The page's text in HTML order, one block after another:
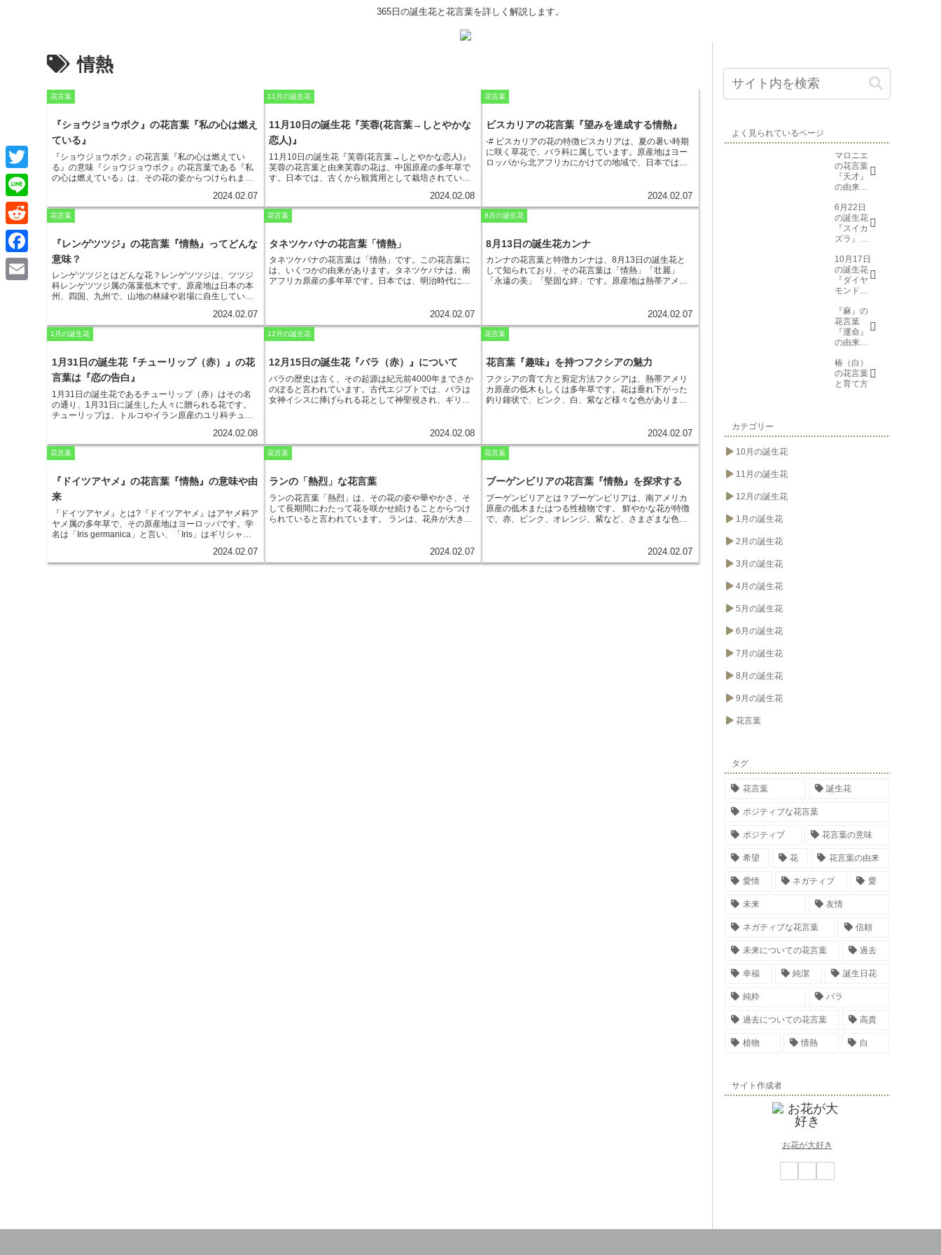
365日の誕生花と花言葉を詳しく解説します。
情熱
花言葉
『ショウジョウボク』の花言葉『私の心は燃え
ている』
『ショウジョウボク』の花言葉『私の心は燃えてい
る』の意味 『ショウジョウボク』の花言葉である『私
の心は燃えている』は、その花の姿からつけられまし
ウボク』は、燃えるような情熱や愛情を象徴していま
す。『ショウジョウボク』の花言葉は、燃えるような
情熱や愛情を持ち続けることを意味しています。ま
ら「永遠」を象徴し、花言葉の「私の心は燃えてい
る」と併せて「永遠の愛」という意味も持ち合わせて
います。そのため、結婚記念日やプロポーズの際に贈
られることも多い花です。さらに、『ショウジョウボ
ク』の花言葉は、その花の香りからもつけられていま
す。『ショウジョウボク』の花は、甘い香りが特徴で
す。この香りが、人々の心を魅了し、恋に落ちさせて
しまうことがあると言われています。『ショウジョウ
ボク』の花言葉は、恋に落ちたときの高揚感や幸福感
を象徴しています。
2024.02.07
11月の誕生花
11月10日の誕生花『芙蓉(花言葉→しとやかな
恋人)』
11月10日の誕生花『芙蓉(花言葉→しとやかな恋人)』
芙蓉の花言葉と由来芙蓉の花は、中国原産の多年草で
す。日本では、古くから観賞用として栽培されていま
しとやかな印象を与えます。芙蓉の花言葉は、
「しとやかな恋人」です。これは、芙蓉の花が、落ち
着いた色合いと清楚な花姿をしていることに由来して
花期は長く、約2ヶ月間楽しむことができます。芙蓉の
花は、日当たりの良い場所を好みます。水はけの良い
土壌で育てると、よく育ちます。芙蓉の花は、病害虫
に強い植物です。比較的育てやすいので、初心者にも
おすすめです。芙蓉の花は、-観賞用としてだけではな
す。芙蓉の花は、民間薬として、咳止め、下痢止め、
尿道炎の治療などに用いられています。-芙蓉の花は、
美しい花を咲かせるだけでなく、薬用としても利用で
折々の花を楽しむことができ、さらに、健康にも役立
てることができます。
2024.02.08
花言葉
ビスカリアの花言葉『望みを達成する情熱』
-# ビスカリアの花の特徴ビスカリアは、夏の暑い時期
に咲く草花で、バラ科に属しています。原産地はヨー
ロッパから北アフリカにかけての地域で、日本では園
り、中心には黄色の雄しべがあります。花の形は、筒
ビスカリアは、暑さや乾燥に強く、日当たりの良い場
所でよく育ちます。また、比較的育てやすい植物なの
咲くと、甘い香りが漂ってきます。この香りは、リラ
ックス効果や安眠効果があると言われています。ま
た、ビスカリアの花には、薬効があることも知られて
います。ビスカリアの花を煎じて飲むと、咳や痰を鎮
める効果があると言われています。
ビスカリアは、花
リアの花が、暑さや乾燥に強く、どんな環境でもたく
ましく育つことからきています。ビスカリアの花は、
夢や目標に向かって努力する人へのプレゼントにもお
すすめです。
2024.02.07
花言葉
『レンゲツツジ』の花言葉『情熱』ってどんな
意味？
レンゲツツジとはどんな花？ レンゲツツジは、ツツジ
科レンゲツツジ属の落葉低木です。原産地は日本の本
州、四国、九州で、山地の林縁や岩場に自生していま
かせます。花言葉は「情熱」。レンゲツツジは、別名
「レンゲショウマ」とも呼ばれます。これは、花の咲
く様子が蓮華のような形をしていることから名付けら
して使われる蓮華にも似ていることから、仏教との縁
が深い花とされています。
2024.02.07
花言葉
タネツケバナの花言葉「情熱」
タネツケバナの花言葉は「情熱」です。 この花言葉に
は、いくつかの由来があります。タネツケバナは、南
アフリカ原産の多年草です。日本では、明治時代に導
の花の色が、情熱を連想させることから、花言葉に
「情熱」がつけられたという説があります。タネツケ
バナには、種を飛ばすという特徴があります。タネツ
ケバナは、花が咲いた後に、種を飛ばします。この種
が、遠くまで飛んでいきます。このことから、タネツ
ケバナは、「希望」や「未来」の花言葉も持っていま
す。タネツケバナは、丈夫で育てやすい花です。その
ため、ガーデニング初心者にも人気があります。タネ
ツケバナは、日当たりと水はけの良い場所を好みま
す。また、タネツケバナは、肥料をたくさん与える必
であることから、プレゼントにも人気があります。タ
ネツケバナは、恋人や友人へのプレゼントに最適で
す。また、タネツケバナは、新築祝いなどのプレゼン
トにも喜ばれます。
2024.02.07
8月の誕生花
8月13日の誕生花カンナ
カンナの花言葉と特徴カンナは、8月13日の誕生花と
して知られており、その花言葉は「情熱」「壮麗」
「永遠の美」「堅固な絆」です。原産地は熱帯アメリ
気があります。花の色は、赤、オレンジ、黄、ピン
ク、白など様々です。また、葉っぱも緑、赤、紫な
ど、様々な色があり、観賞価値が高いです。カンナ
は、日当たりと水はけのよい場所を好み、耐寒性が弱
いので、冬は室内に取り込んで管理する必要がありま
す。カンナは、花言葉の通り、情熱的できれいな花を
咲かせる植物です。
2024.02.07
1月の誕生花
1月31日の誕生花『チューリップ（赤）』の花
言葉は『恋の告白』
1月31日の誕生花であるチューリップ（赤） はその名
の通り、1月31日に誕生した人々に贈られる花です。
チューリップは、トルコやイラン原産のユリ科チュー
が特徴です。チューリップには様々な品種があり、
赤、黄色、オレンジ、ピンク、白など、様々な色があ
ります。また、一重咲き、八重咲き、フリンジ咲きな
えで栽培されることが多く、春になると色とりどりの
花を咲かせます。チューリップは、その美しさから、
古くから愛されており、世界中で栽培されています。
2024.02.08
12月の誕生花
12月15日の誕生花『バラ（赤）』について
バラの歴史は古く、その起源は紀元前4000年までさか
のぼる と言われています。古代エジプトでは、バラは
女神イシスに捧げられる花として神聖視され、ギリシ
庭にバラを植えることが流行し、十字軍の遠征によっ
てバラがヨーロッパ各地に広まりました。16世紀にな
ると、ヨーロッパでバラの品種改良が進み、さまざま
な品種が誕生しました。18世紀には、バラが中国から
ヨーロッパに持ち込まれ、ヨーロッパのバラと交配さ
れて新たな品種が誕生しました。19世紀には、バラの
品種改良がさらに進み、現在では世界中に3万種類以上
のバラがあると言われています。バラは、その美しい
花姿と芳香で世界中の人々に愛されています。日本で
は、バラは平安時代の頃から栽培されており、江戸時
ラは日本でも広く栽培されており、公園や庭先でバラ
2024.02.08
花言葉
花言葉『趣味』を持つフクシアの魅力
フクシアの育て方と剪定方法フクシアは、熱帯アメリ
カ原産の低木もしくは多年草です。花は垂れ下がった
釣り鐘状で、ピンク、白、紫など様々な色がありま
を好みます。しかし、直射日光に当てすぎると葉焼け
を起こすため、夏場は半日陰に置くと良いでしょう。
水やりは、土の表面が乾いたらたっぷり与えます。冬
場は、水やりを控えめにします。
ることで株の形を整え、花をたくさん咲かせることが
できます。剪定は、春と秋の年2回行います。春の剪定
は、伸びすぎた枝を切り戻し、株の大きさを整えま
す。秋の剪定は、花が終わった後の枝を切り戻し、株
を休ませます。フクシアは、挿し木で増やすことがで
きます。挿し木は、春か秋に行います。挿し穂は、若
フクシアは、害虫や
病気に強い植物ですが、アブラムシやハダニが発生す
ることがあります。アブラムシやハダニが発生した
2024.02.07
花言葉
『ドイツアヤメ』の花言葉『情熱』の意味や由
来
『ドイツアヤメ』とは? 『ドイツアヤメ』はアヤメ科ア
ヤメ属の多年草で、その原産地はヨーロッパです。学
名は「Iris germanica」と言い、「Iris」はギリシャ語
意味しています。日本では「ドイツアヤメ」以外に
も、「ジャーマンアイリス」、「ハルシャギク」（春
2024.02.07
花言葉
ランの「熱烈」な花言葉
ランの花言葉「熱烈」は、その花の姿や華やかさ、そ
して長期間にわたって花を咲かせ続けることからつけ
られていると言われています。
ランは、花弁が大きく
熱的で華やかであり、愛の告白やプロポーズの際に贈
られる花として人気があります。また、ランは、長期
2024.02.07
花言葉
ブーゲンビリアの花言葉『情熱』を探求する
ブーゲンビリアとは？ ブーゲンビリアは、南アメリカ
原産の低木またはつる性植物です。
鮮やかな花が特徴
で、赤、ピンク、オレンジ、紫など、さまざまな色が
ることができます。ブーゲンビリアの花は、花びらで
はなく、苞（ほう）と呼ばれる葉が変形したもので、
2024.02.07
よく見られているページ
マロニエ
の花言葉
『天才』
の由来と
6月22日
の誕生花
『スイカ
ズラ』花
来
10月17日
の誕生花
『ダイヤ
モンドリ
葉→また
会う日を
楽しみ
に、忍
り娘)』に
ついて
『麻』の
花言葉
『運命』
の由来と
椿（白）
の花言葉
と育て方
カテゴリー
10月の誕生花
11月の誕生花
12月の誕生花
1月の誕生花
2月の誕生花
3月の誕生花
4月の誕生花
5月の誕生花
6月の誕生花
7月の誕生花
8月の誕生花
9月の誕生花
花言葉
タグ
花言葉 誕生花
ポジティブな花言葉
ポジティブ 花言葉の意味
希望 花 花言葉の由来
愛情 ネガティブ 愛
未来 友情
ネガティブな花言葉 信頼
未来についての花言葉 過去
幸福 純潔 誕生日花
純粋 バラ
過去についての花言葉 高貴
植物 情熱 白
サイト作成者
お花が大好き
T
w
i
t
L
i
n
e
R
e
d
F